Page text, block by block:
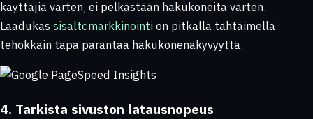
käyttäjiä varten, ei pelkästään hakukoneita varten.
Laadukas sisältömarkkinointion pitkällä tähtäimellä
tehokkain tapa parantaa hakukonenäkyvyyttä.
4. Tarkista sivuston latausnopeus